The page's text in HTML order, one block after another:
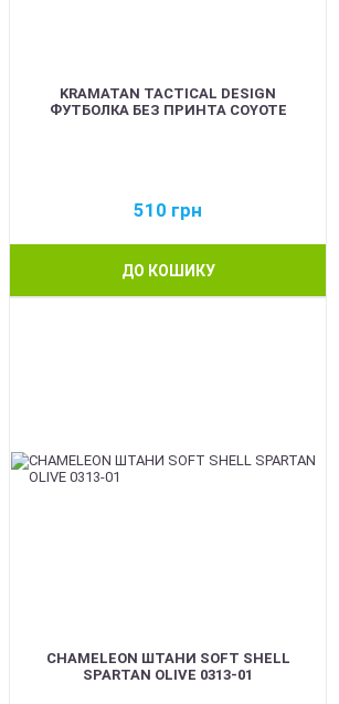
KRAMATAN TACTICAL DESIGN
ФУТБОЛКА БЕЗ ПРИНТА COYOTE
510 грн
ДО КОШИКУ
CHAMELEON ШТАНИ SOFT SHELL
SPARTAN OLIVE 0313-01